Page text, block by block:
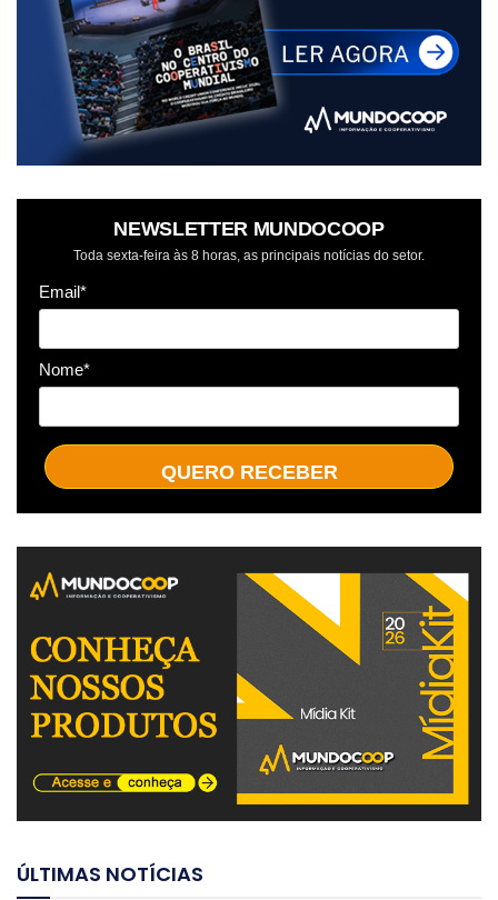
NEWSLETTER MUNDOCOOP
Toda sexta-feira às 8 horas, as principais notícias do setor.
Email*
Nome*
QUERO RECEBER
ÚLTIMAS NOTÍCIAS